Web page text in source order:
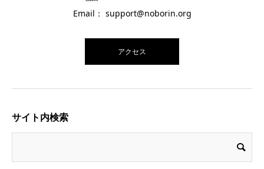
Email： support@noborin.org
アクセス
サイト内検索